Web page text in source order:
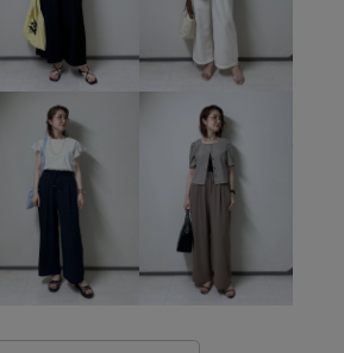
26SSRP羽織り
イク 26SSエアリーリネンライク
2WAYで使える
ROPÉPICNIC_TIMESALE RP25AW
RP26SSインナー
RP_TS0601
ちゃんとプラスかわいい保証